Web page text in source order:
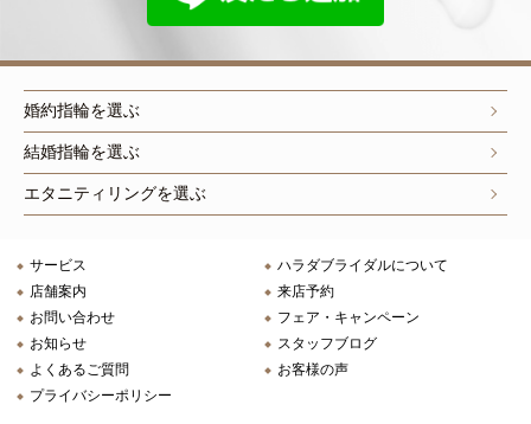
婚約指輪を選ぶ
結婚指輪を選ぶ
エタニティリングを選ぶ
サービス
ハラダブライダルについて
店舗案内
来店予約
お問い合わせ
フェア・キャンペーン
お知らせ
スタッフブログ
よくあるご質問
お客様の声
プライバシーポリシー